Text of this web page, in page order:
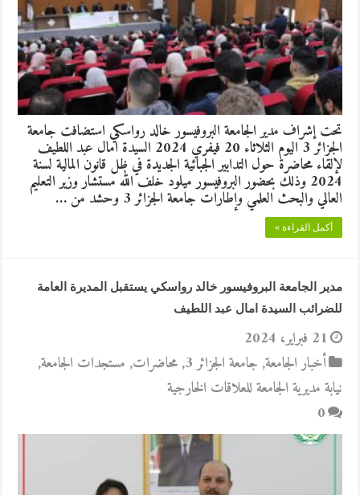
تحت إشراف مدير الجامعة البروفيسور خالد رواسكي استضافت جامعة
الجزائر 3 اليوم الثلاثاء 20 فيفري 2024 السيدة امال عبد اللطيف
لإلقاء محاضرة حول التدابير الجبائية الجديدة في ظل قانون المالية لسنة
2024 وذلك بحضور البروفيسور ميلود خلف الله مستشار وزير التعليم
العالي والبحث العلمي وإطارات جامعة الجزائر 3 وحشد من …
أكمل القراءة »
مدير الجامعة البروفيسور خالد رواسكي يستقبل المديرة العامة
للضرائب السيدة امال عبد اللطيف
21 فبراير، 2024
أخبار الجامعة, جامعة الجزائر 3 ,محاضرات, مستجدات الجامعة,
نيابة مديرية الجامعة للعلاقات الخارجية
0